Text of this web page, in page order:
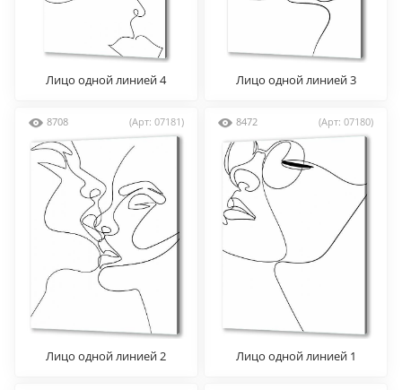
Лицо одной линией 4 Лицо одной линией 3
8708 (Арт: 07181)
Лицо одной линией 2
8472 (Арт: 07180)
Лицо одной линией 1